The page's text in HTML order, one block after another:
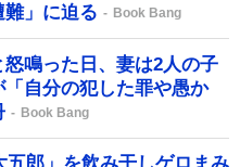
難」に迫る
Book Bang
怒鳴った日、妻は2人の子
自分の犯した罪や愚か
Book Bang